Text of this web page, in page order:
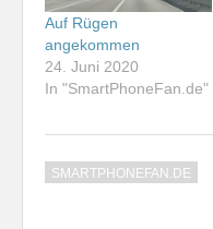
Auf Rügen
angekommen
24. Juni 2020
In "SmartPhoneFan.de"
SMARTPHONEFAN.DE